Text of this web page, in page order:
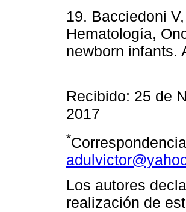
19. Bacciedoni
Hematología,
newborn infants.
Recibido: 25 de
2017
*
Los autores
realización de